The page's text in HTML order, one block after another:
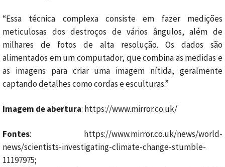
“Essa técnica complexa consiste em fazer medições
meticulosas dos destroços de vários ângulos, além de
milhares de fotos de alta resolução. Os dados são
alimentados em um computador, que combina as medidas e
as imagens para criar uma imagem nítida, geralmente
captando detalhes como cordas e esculturas.”
Imagem de abertura: https://www.mirror.co.uk/
Fontes: https://www.mirror.co.uk/news/world-
news/scientists-investigating-climate-change-stumble-
11197975;